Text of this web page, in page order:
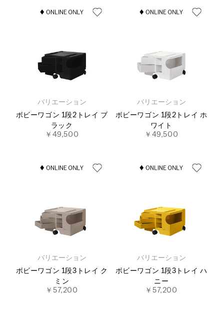
バリエーション
ボビーワゴン 1段2トレイ ブ
ラック
￥49,500
バリエーション
ボビーワゴン 1段2トレイ ホ
ワイト
￥49,500
バリエーション
ボビーワゴン 1段3トレイ ク
ミン
￥57,200
バリエーション
ボビーワゴン 1段3トレイ ハ
ニー
￥57,200